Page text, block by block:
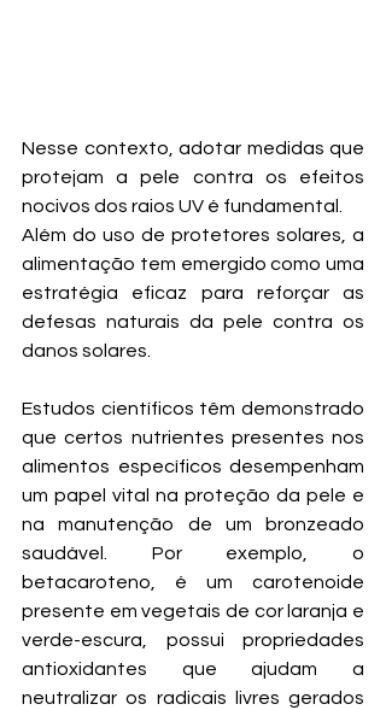
Nesse contexto, adotar medidas que
protejam a pele contra os efeitos
nocivos dos raios UV é fundamental.
Além do uso de protetores solares, a
alimentação tem emergido como uma
estratégia eficaz para reforçar as
defesas naturais da pele contra os
danos solares.
Estudos científicos têm demonstrado
que certos nutrientes presentes nos
alimentos específicos desempenham
um papel vital na proteção da pele e
na manutenção de um bronzeado
saudável. Por exemplo, o
betacaroteno, é um carotenoide
presente em vegetais de cor laranja e
verde-escura, possui propriedades
antioxidantes que ajudam a
neutralizar os radicais livres gerados